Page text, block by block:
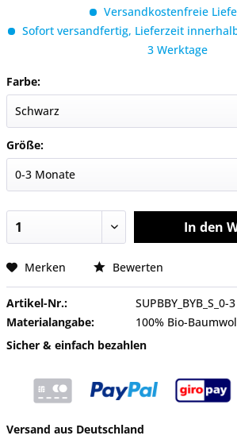
Versandkostenfreie
Sofort versandfertig, Lieferzeit
3 Werktage
Farbe:
Größe:
In den
Merken Bewerten
Artikel-Nr.:
SUPBBY_BYB_S_0-3
Materialangabe:
100% Bio-
Sicher & einfach bezahlen
Versand aus Deutschland